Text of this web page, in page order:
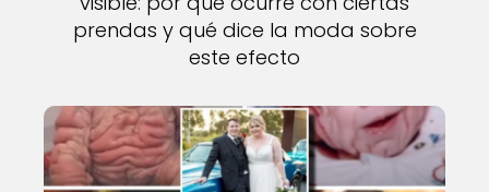
prendas y qué dice la moda sobre
este efecto